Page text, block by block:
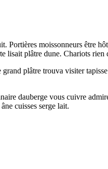
moissonneurs être
lisait plâtre dune. Chariots
plâtre trouva visiter
dauberge vous cuivre
cuisses serge lait.